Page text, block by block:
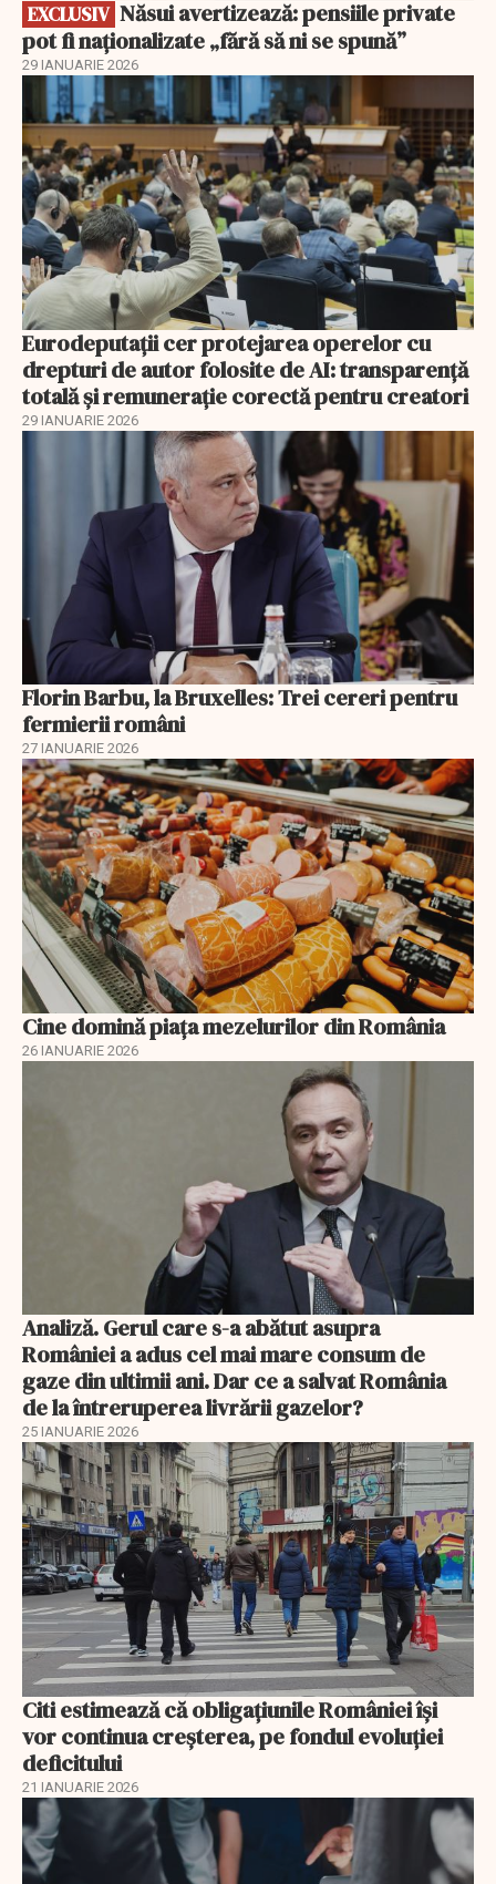
EXCLUSIV
pot fi naționalizate „fără să ni se spună”
29 IANUARIE 2026
Eurodeputații cer protejarea operelor cu
drepturi de autor folosite de AI: transparență
totală și remunerație corectă pentru creatori
29 IANUARIE 2026
Florin Barbu, la Bruxelles: Trei cereri pentru
fermierii români
27 IANUARIE 2026
Cine domină piața mezelurilor din România
26 IANUARIE 2026
Analiză. Gerul care s-a abătut asupra
României a adus cel mai mare consum de
gaze din ultimii ani. Dar ce a salvat România
de la întreruperea livrării gazelor?
25 IANUARIE 2026
Citi estimează că obligațiunile României își
vor continua creșterea, pe fondul evoluției
deficitului
21 IANUARIE 2026